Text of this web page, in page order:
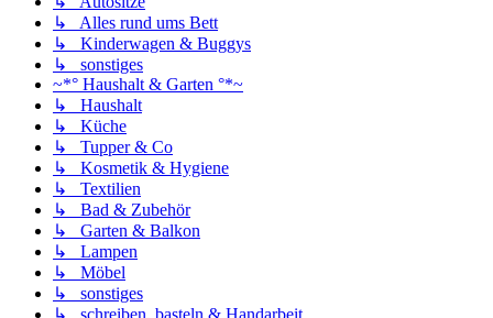
↳ Alles rund ums Bett
↳ Kinderwagen & Buggys
↳ sonstiges
~*° Haushalt & Garten °*~
↳ Haushalt
↳ Küche
↳ Tupper & Co
↳ Kosmetik & Hygiene
↳ Textilien
↳ Bad & Zubehör
↳ Garten & Balkon
↳ Lampen
↳ Möbel
↳ sonstiges